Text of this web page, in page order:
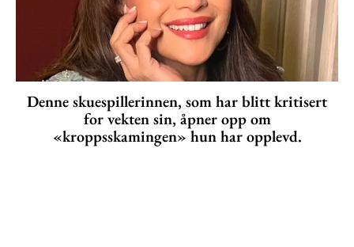
Denne skuespillerinnen, som har blitt kritisert
for vekten sin, åpner opp om
«kroppsskamingen» hun har opplevd.